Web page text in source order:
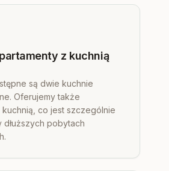
z kuchnią
są dwie kuchnie
Oferujemy także
kuchnią, co jest szczególnie
pobytach